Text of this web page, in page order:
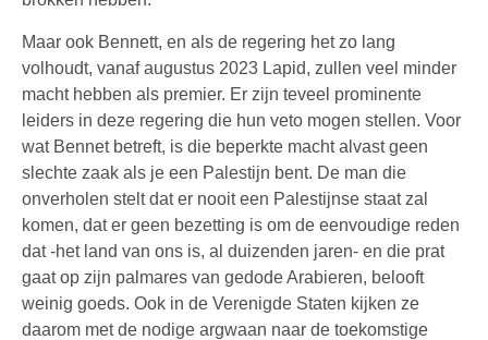
Maar ook Bennett, en als de regering het zo lang
volhoudt, vanaf augustus 2023 Lapid, zullen veel minder
macht hebben als premier. Er zijn teveel prominente
leiders in deze regering die hun veto mogen stellen. Voor
wat Bennet betreft, is die beperkte macht alvast geen
slechte zaak als je een Palestijn bent. De man die
onverholen stelt dat er nooit een Palestijnse staat zal
komen, dat er geen bezetting is om de eenvoudige reden
dat -het land van ons is, al duizenden jaren- en die prat
gaat op zijn palmares van gedode Arabieren, belooft
weinig goeds. Ook in de Verenigde Staten kijken ze
daarom met de nodige argwaan naar de toekomstige